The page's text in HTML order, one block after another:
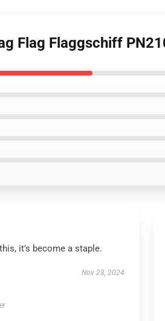
Flag Flaggschiff
it's become a staple.
Nov 28, 2024